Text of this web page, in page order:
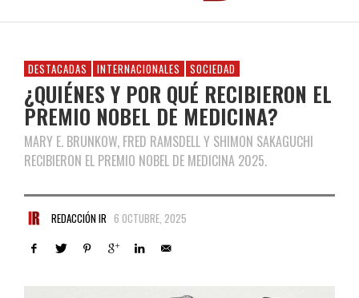
DESTACADAS INTERNACIONALES SOCIEDAD
¿QUIÉNES Y POR QUÉ RECIBIERON EL
PREMIO NOBEL DE MEDICINA?
MARY E. BRUNKOW, FRED RAMSDELL Y SHIMON SAKAGUCHI
RECIBIERON EL PREMIO NOBEL DE MEDICINA 2025.
REDACCIÓN IR 6 OCTUBRE, 2025